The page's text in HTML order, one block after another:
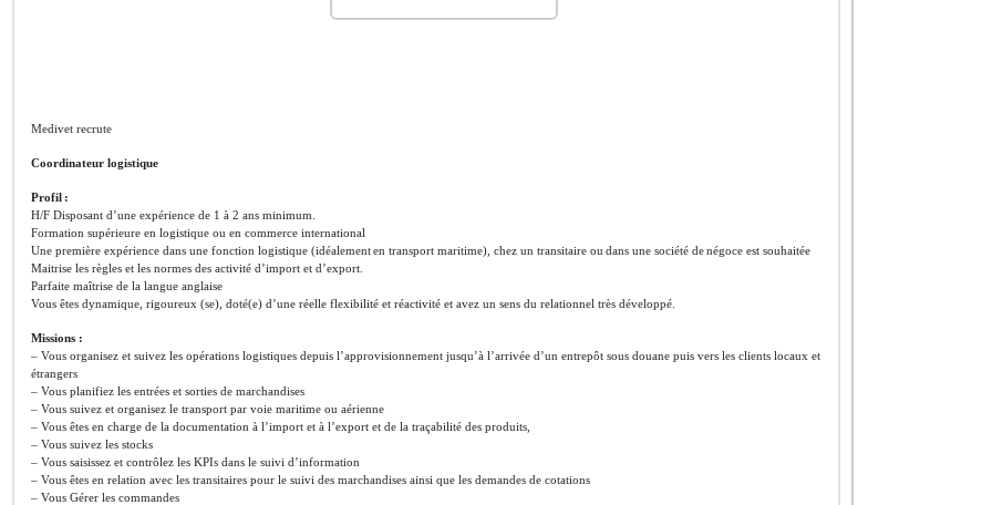
Medivet recrute
Coordinateur logistique
Profil :
H/F Disposant d’une expérience de 1 à 2 ans minimum.
Formation supérieure en logistique ou en commerce international
Une première expérience dans une fonction logistique (idéalement en transport maritime), chez un transitaire ou dans une société de négoce est souhaitée
Maitrise les règles et les normes des activité d’import et d’export.
Parfaite maîtrise de la langue anglaise
Vous êtes dynamique, rigoureux (se), doté(e) d’une réelle flexibilité et réactivité et avez un sens du relationnel très développé.
Missions :
– Vous organisez et suivez les opérations logistiques depuis l’approvisionnement jusqu’à l’arrivée d’un entrepôt sous douane puis vers les clients locaux et
étrangers
– Vous planifiez les entrées et sorties de marchandises
– Vous suivez et organisez le transport par voie maritime ou aérienne
– Vous êtes en charge de la documentation à l’import et à l’export et de la traçabilité des produits,
– Vous suivez les stocks
– Vous saisissez et contrôlez les KPIs dans le suivi d’information
– Vous êtes en relation avec les transitaires pour le suivi des marchandises ainsi que les demandes de cotations
– Vous Gérer les commandes